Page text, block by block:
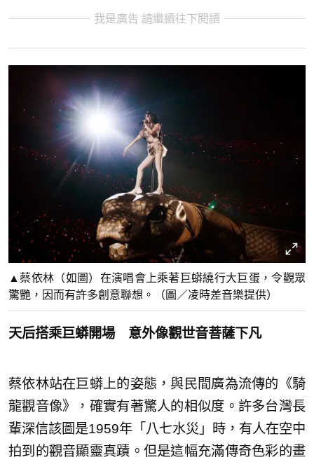
我是廣告 請繼續往下閱讀
▲蔡依林（如圖）在演唱會上乘著巨蟒繞行大巨蛋，令觀眾
驚艷，因而有許多創意聯想。（圖／凌時差音樂提供）
天后搭乘巨蟒開場 意外像觀世音菩薩下凡
蔡依林站在巨蟒上的姿態，與民間廣為流傳的《騎
龍觀音像》，確實有著驚人的相似度。許多台灣長
輩深信該圖是1959年「八七水災」時，有人在空中
拍到的觀音顯靈真蹟。但是這幅充滿傳奇色彩的畫